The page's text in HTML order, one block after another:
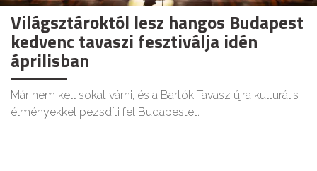
Világsztároktól lesz hangos Budapest
kedvenc tavaszi fesztiválja idén
áprilisban
Már nem kell sokat várni, és a Bartók Tavasz újra kulturális
élményekkel pezsdíti fel Budapestet.